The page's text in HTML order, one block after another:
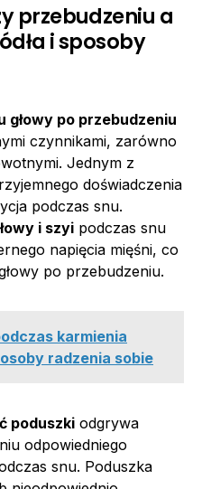
przebudzeniu a
i sposoby
głowy po przebudzeniu
czynnikami, zarówno
Jednym z
doświadczenia
podczas snu.
i szyi podczas snu
napięcia mięśni, co
po przebudzeniu.
karmienia
radzenia sobie
poduszki odgrywa
odpowiedniego
snu. Poduszka